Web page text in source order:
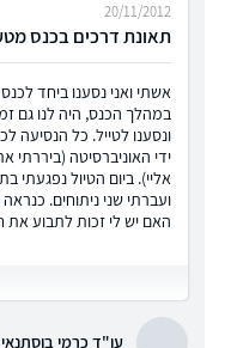
תאונת דרכים בכנס
20/11/2012
אשתי ואני נסענו ביחד
במהלך הכנס, היה לנו גם
ונסענו לטייל. כל הנסיעה
ידי האוניברסיטה
אליי). ביום הטיול
ועברתי שני ניתוחים.
האם יש לי זכות לתבוע את
עו"ד כרמי בוסתנאי